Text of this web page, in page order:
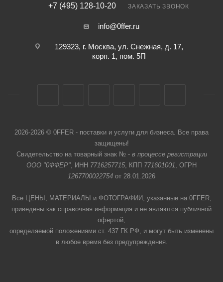
+7 (495) 128-10-20 ЗАКАЗАТЬ ЗВОНОК
info@0ffer.ru
129323, г. Москва, ул. Снежная, д. 17,
корп. 1, пом. 5П
2026-2026 © 0FFER - поставки и услуги для бизнеса. Все права
защищены!
Свидетельство на товарный знак № - в процессе регистрации
ООО "0ФФЕР", ИНН 7716257715, КПП 771601001, ОГРН
1267700022754 от 28.01.2026
Все ЦЕНЫ, МАТЕРИАЛЫ и ФОТОГРАФИИ, указанные на 0FFER,
приведены как справочная информация и не являются публичной
офертой,
определяемой положениями ст. 437 ГК РФ, и могут быть изменены
в любое время без предупреждения.